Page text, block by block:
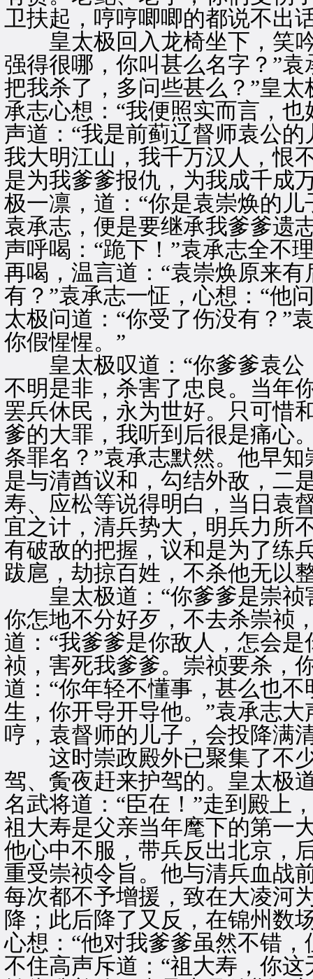
卫扶起，哼哼唧唧的都说不出
皇太极回入龙椅坐下，笑吟
强得很哪，你叫甚么名字？”
把我杀了，多问些甚么？”皇
承志心想：“我便照实而言，
声道：“我是前蓟辽督师袁公
我大明江山，我千万汉人，恨
是为我爹爹报仇，为我成千成
极一凛，道：“你是袁崇焕的
袁承志，便是要继承我爹爹遗
声呼喝：“跪下！”袁承志全不
再喝，温言道：“袁崇焕原来
有？”袁承志一怔，心想：“他
太极问道：“你受了伤没有？”
你假惺惺。”
皇太极叹道：“你爹爹袁公
不明是非，杀害了忠良。当年
罢兵休民，永为世好。只可惜
爹的大罪，我听到后很是痛心
条罪名？”袁承志默然。他早
是与清酋议和，勾结外敌，二
寿、应松等说得明白，当日袁
宜之计，清兵势大，明兵力所
有破敌的把握，议和是为了练
跋扈，劫掠百姓，不杀他无以
皇太极道：“你爹爹是崇祯
你怎地不分好歹，不去杀崇祯
道：“我爹爹是你敌人，怎会
祯，害死我爹爹。崇祯要杀，
道：“你年轻不懂事，甚么也
生，你开导开导他。”袁承志
哼，袁督师的儿子，会投降满
这时崇政殿外已聚集了不少
驾、夤夜赶来护驾的。皇太极
名武将道：“臣在！”走到殿上
祖大寿是父亲当年麾下的第一
他心中不服，带兵反出北京，
重受崇祯令旨。他与清兵血战
每次都不予增援，致在大凌河
降；此后降了又反，在锦州数
心想：“他对我爹爹虽然不错
不住高声斥道：“祖大寿，你